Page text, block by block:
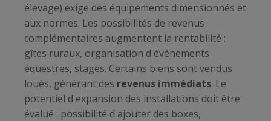
élevage) exige des équipements dimensionnés et
aux normes. Les possibilités de revenus
complémentaires augmentent la rentabilité :
gîtes ruraux, organisation d'événements
équestres, stages. Certains biens sont vendus
loués, générant des revenus immédiats. Le
potentiel d'expansion des installations doit être
évalué : possibilité d'ajouter des boxes,